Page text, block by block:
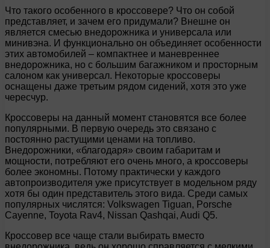
Что такого особенного в кроссовере? Что он собой
представляет, и зачем его придумали? Внешне он
является смесью внедорожника и универсала или
минивэна. И функционально он объединяет особенности
этих автомобилей – компактнее и маневреннее
внедорожника, но с большим багажником и просторным
салоном как универсал. Некоторые кроссоверы
оснащены даже третьим рядом сидений, хотя это уже
чересчур.
Кроссоверы на данный момент становятся все более
популярными. В первую очередь это связано с
постоянно растущими ценами на топливо.
Внедорожники, «благодаря» своим габаритам и
мощности, потребляют его очень много, а кроссоверы
более экономны. Потому практически у каждого
автопроизводителя уже присутствует в модельном ряду
хотя бы один представитель этого вида. Среди самых
популярных числятся: Volkswagen Tiguan, Porsche
Cayenne, Toyota Rav4, Nissan Qashqai, Audi Q5.
Кроссовер все чаще стали выбирать вместо